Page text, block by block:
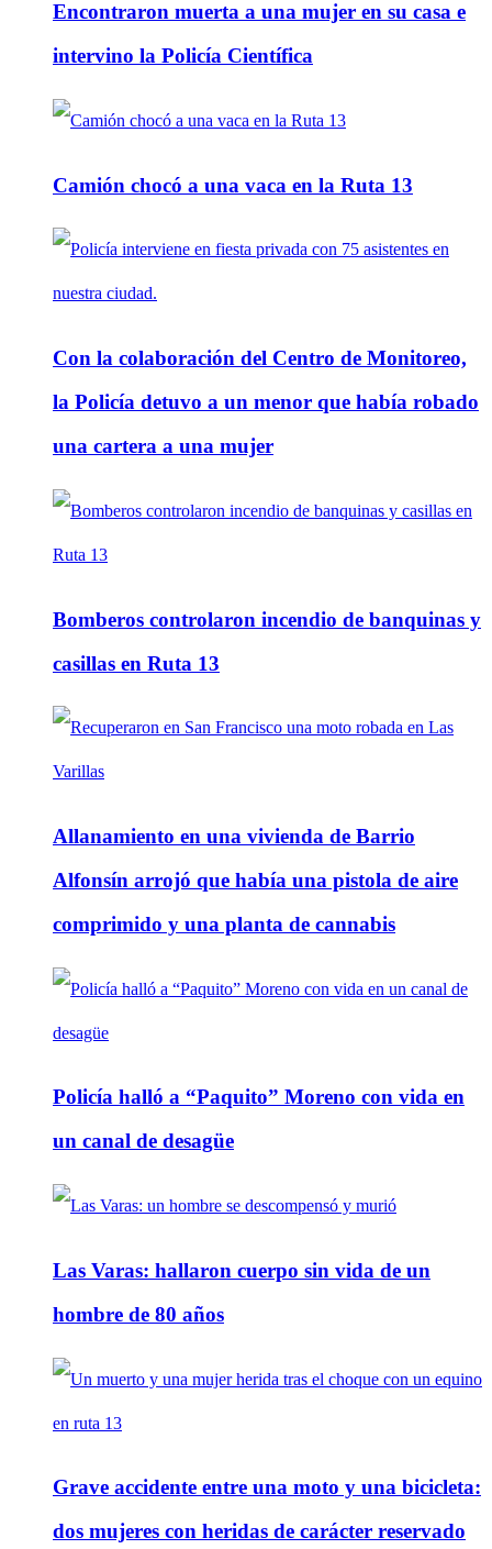
Encontraron muerta a una mujer en su casa e
intervino la Policía Científica
Camión chocó a una vaca en la Ruta 13
Con la colaboración del Centro de Monitoreo,
la Policía detuvo a un menor que había robado
una cartera a una mujer
Bomberos controlaron incendio de banquinas y
casillas en Ruta 13
Allanamiento en una vivienda de Barrio
Alfonsín arrojó que había una pistola de aire
comprimido y una planta de cannabis
Policía halló a “Paquito” Moreno con vida en
un canal de desagüe
Las Varas: hallaron cuerpo sin vida de un
hombre de 80 años
Grave accidente entre una moto y una bicicleta:
dos mujeres con heridas de carácter reservado